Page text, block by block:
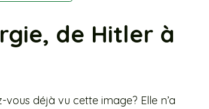
de Hitler à
vous déjà vu cette image? Elle n’a